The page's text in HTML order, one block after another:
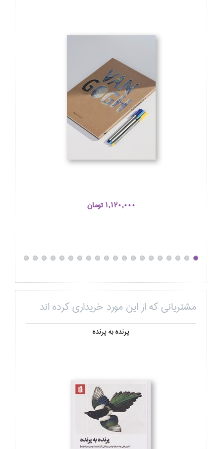
1,120,000 تومان
مشتریانی که از این مورد خریداری کرده اند
پرنده به پرنده